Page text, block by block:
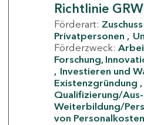
Richtlinie
Förderart: Zuschuss
Privatpersonen
Förderzweck:
Forschung,
Investieren und
Existenzgründung
Qualifizierung/
Weiterbildung/
von Personalkosten